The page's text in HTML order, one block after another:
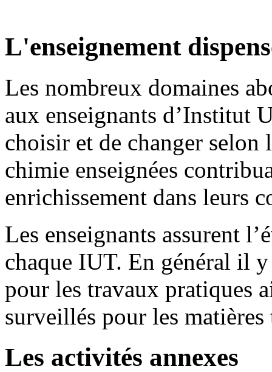
L'enseignement
Les nombreux domaines
aux enseignants d’Institut
choisir et de changer selon
chimie enseignées
enrichissement dans leurs
Les enseignants assurent
chaque IUT. En général il
pour les travaux pratiques
surveillés pour les matières
Les activités annexes